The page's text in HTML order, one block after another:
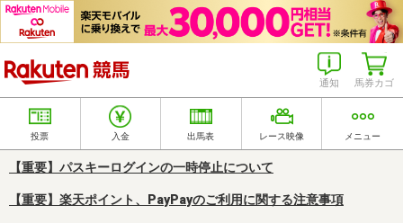
馬券カゴ
通知
投票 入金 出馬表 レース映像 メニュー
【重要】パスキーログインの一時停止について
【重要】楽天ポイント、PayPayのご利用に関する注意事項